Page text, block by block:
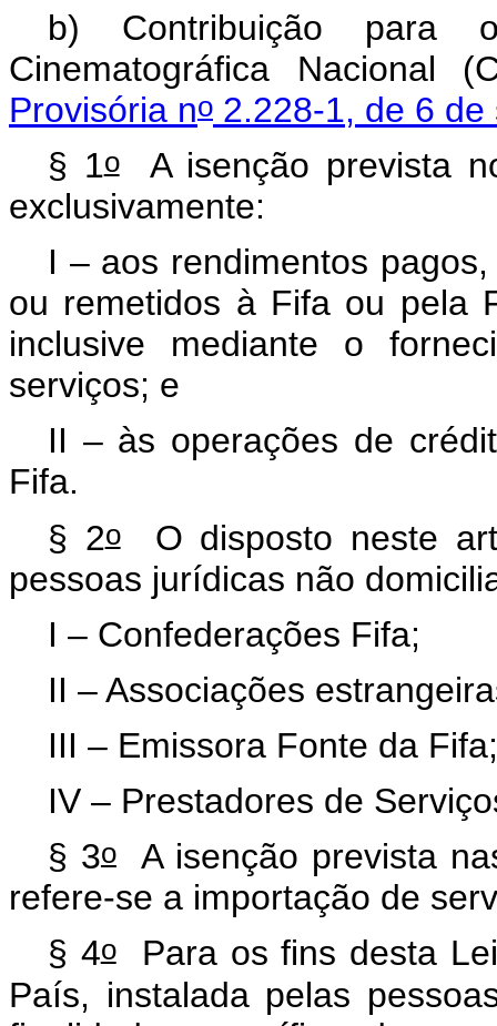
b) Contribuição para
Cinematográfica Nacional
Provisória no 2.228-1, de 6
§ 1oA isenção prevista
exclusivamente:
I – aos rendimentos
ou remetidos à Fifa ou pela
inclusive mediante o
serviços; e
II – às operações de
Fifa.
§ 2oO disposto neste
pessoas jurídicas não
I – Confederações Fifa;
II – Associações
III – Emissora Fonte da
IV – Prestadores de
§ 3oA isenção prevista
refere-se a importação de
§ 4oPara os fins desta
País, instalada pelas